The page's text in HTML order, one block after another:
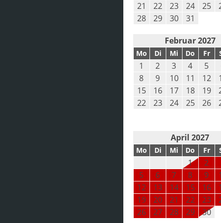
21
22 23 24 25
28
29 30 31
Februar 2027
Mo Di Mi Do Fr
1 2 3 4 5
8
9 10 11 12
15
16 17 18 19
22
23 24 25 26
April 2027
Mo Di Mi Do Fr
1 2
5
6 7 8 9
12
13 14 15 16
19
20 21 22 23
26
27 28 29 30